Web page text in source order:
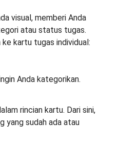
visual, memberi Anda
atau status tugas.
kartu tugas individual:
Anda kategorikan.
rincian kartu. Dari sini,
yang sudah ada atau